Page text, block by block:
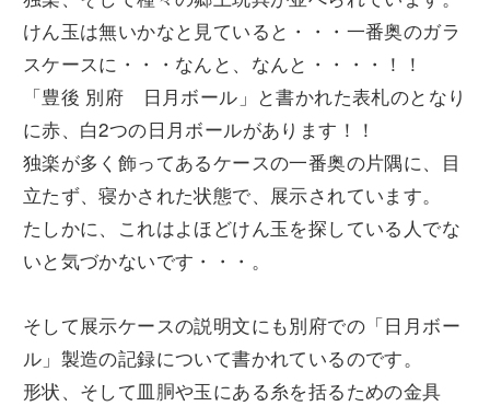
けん玉は無いかなと見ていると・・・一番奥のガラ
スケースに・・・なんと、なんと・・・・！！
「豊後 別府 日月ボール」と書かれた表札のとなり
に赤、白2つの日月ボールがあります！！
独楽が多く飾ってあるケースの一番奥の片隅に、目
立たず、寝かされた状態で、展示されています。
たしかに、これはよほどけん玉を探している人でな
いと気づかないです・・・。
そして展示ケースの説明文にも別府での「日月ボー
ル」製造の記録について書かれているのです。
形状、そして皿胴や玉にある糸を括るための金具